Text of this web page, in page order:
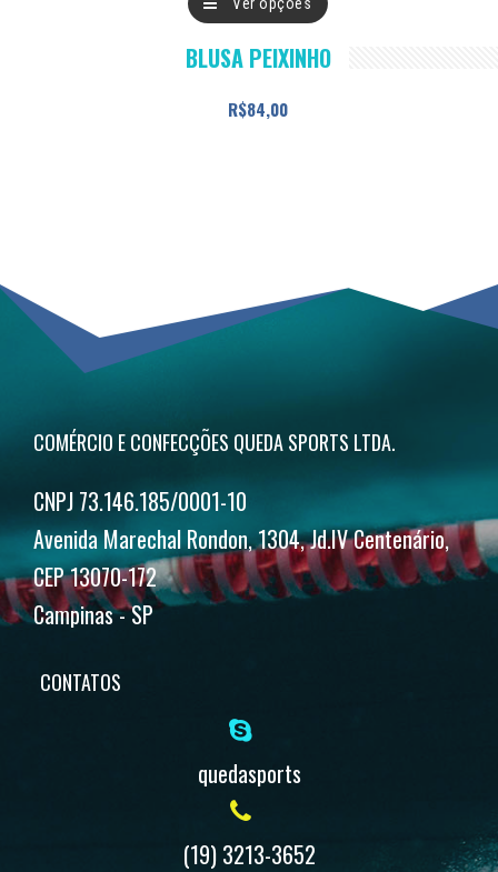
tem
ser
do
produto
BLUSA PEIXINHO
R$84,00
COMÉRCIO E CONFECÇÕES QUEDA SPORTS LTDA.
CNPJ 73.146.185/0001-10
Avenida Marechal Rondon, 1304, Jd.IV Centenário,
CEP 13070-172
Campinas - SP
CONTATOS
quedasports
(19) 3213-3652